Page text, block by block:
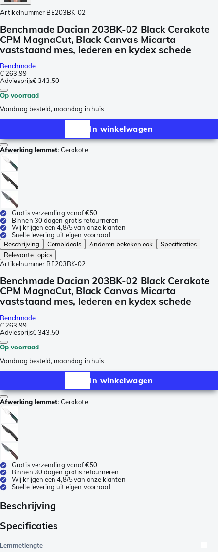
Artikelnummer BE203BK-02
Benchmade Dacian 203BK-02 Black Cerakote
CPM MagnaCut, Black Canvas Micarta
vaststaand mes, lederen en kydex schede
Benchmade
€ 263,99
Adviesprijs€ 343,50
Op voorraad
Vandaag besteld, maandag in huis
In winkelwagen
Afwerking lemmet:Cerakote
Gratis verzending vanaf €50
Binnen 30 dagen gratis retourneren
Wij krijgen een 4,8/5 van onze klanten
Snelle levering uit eigen voorraad
Beschrijving
Combideals Anderen bekeken ook
Specificaties
Relevante topics
Artikelnummer BE203BK-02
Benchmade Dacian 203BK-02 Black Cerakote
CPM MagnaCut, Black Canvas Micarta
vaststaand mes, lederen en kydex schede
Benchmade
€ 263,99
Adviesprijs€ 343,50
Op voorraad
Vandaag besteld, maandag in huis
In winkelwagen
Afwerking lemmet:Cerakote
Gratis verzending vanaf €50
Binnen 30 dagen gratis retourneren
Wij krijgen een 4,8/5 van onze klanten
Snelle levering uit eigen voorraad
Beschrijving
Specificaties
Lemmetlengte